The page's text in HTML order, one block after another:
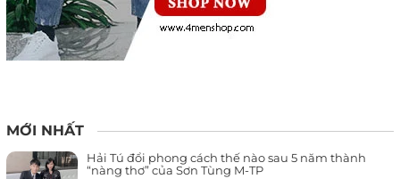
MỚI NHẤT
Hải Tú đổi phong cách thế nào sau 5 năm thành
“nàng thơ” của Sơn Tùng M-TP